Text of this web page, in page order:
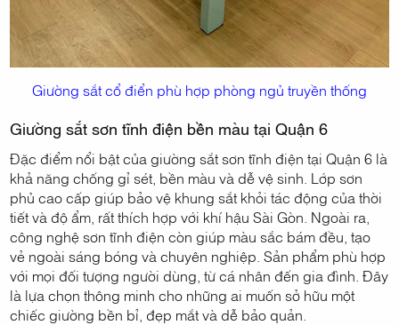
Giường sắt cổ điển phù hợp phòng ngủ truyền thống
Giường sắt sơn tĩnh điện bền màu tại Quận 6
Đặc điểm nổi bật của giường sắt sơn tĩnh điện tại Quận 6 là
khả năng chống gỉ sét, bền màu và dễ vệ sinh. Lớp sơn
phủ cao cấp giúp bảo vệ khung sắt khỏi tác động của thời
tiết và độ ẩm, rất thích hợp với khí hậu Sài Gòn. Ngoài ra,
công nghệ sơn tĩnh điện còn giúp màu sắc bám đều, tạo
vẻ ngoài sáng bóng và chuyên nghiệp. Sản phẩm phù hợp
với mọi đối tượng người dùng, từ cá nhân đến gia đình. Đây
là lựa chọn thông minh cho những ai muốn sở hữu một
chiếc giường bền bỉ, đẹp mắt và dễ bảo quản.